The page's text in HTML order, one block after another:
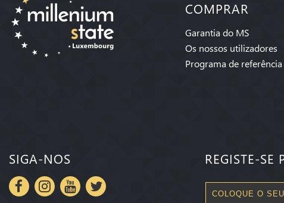
COMPRAR
Garantia do MS
Os nossos utilizadores
Programa de referência
SIGA-NOS REGISTE-SE